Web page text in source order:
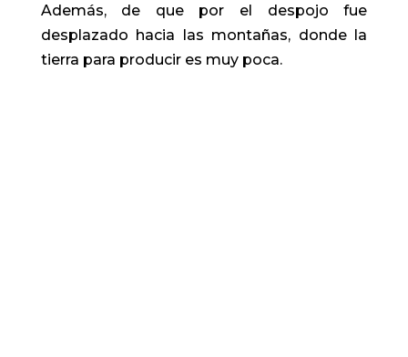
Además, de que por el despojo fue
desplazado hacia las montañas, donde la
tierra para producir es muy poca.